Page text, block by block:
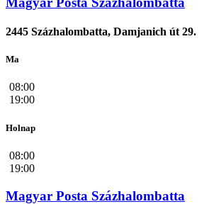
2445 Százhalombatta, Damjanich út 29.
Ma
08:00
19:00
Holnap
08:00
19:00
Magyar Posta Százhalombatta